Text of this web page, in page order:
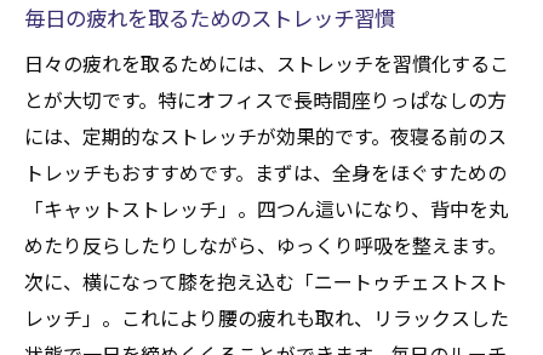
日常の疲れを軽減するための職場習慣
毎日の疲れを取るためのストレッチ習慣
日々の疲れを取るためには、ストレッチを習慣化するこ
とが大切です。特にオフィスで長時間座りっぱなしの方
には、定期的なストレッチが効果的です。夜寝る前のス
トレッチもおすすめです。まずは、全身をほぐすための
「キャットストレッチ」。四つん這いになり、背中を丸
めたり反らしたりしながら、ゆっくり呼吸を整えます。
次に、横になって膝を抱え込む「ニートゥチェストスト
レッチ」。これにより腰の疲れも取れ、リラックスした